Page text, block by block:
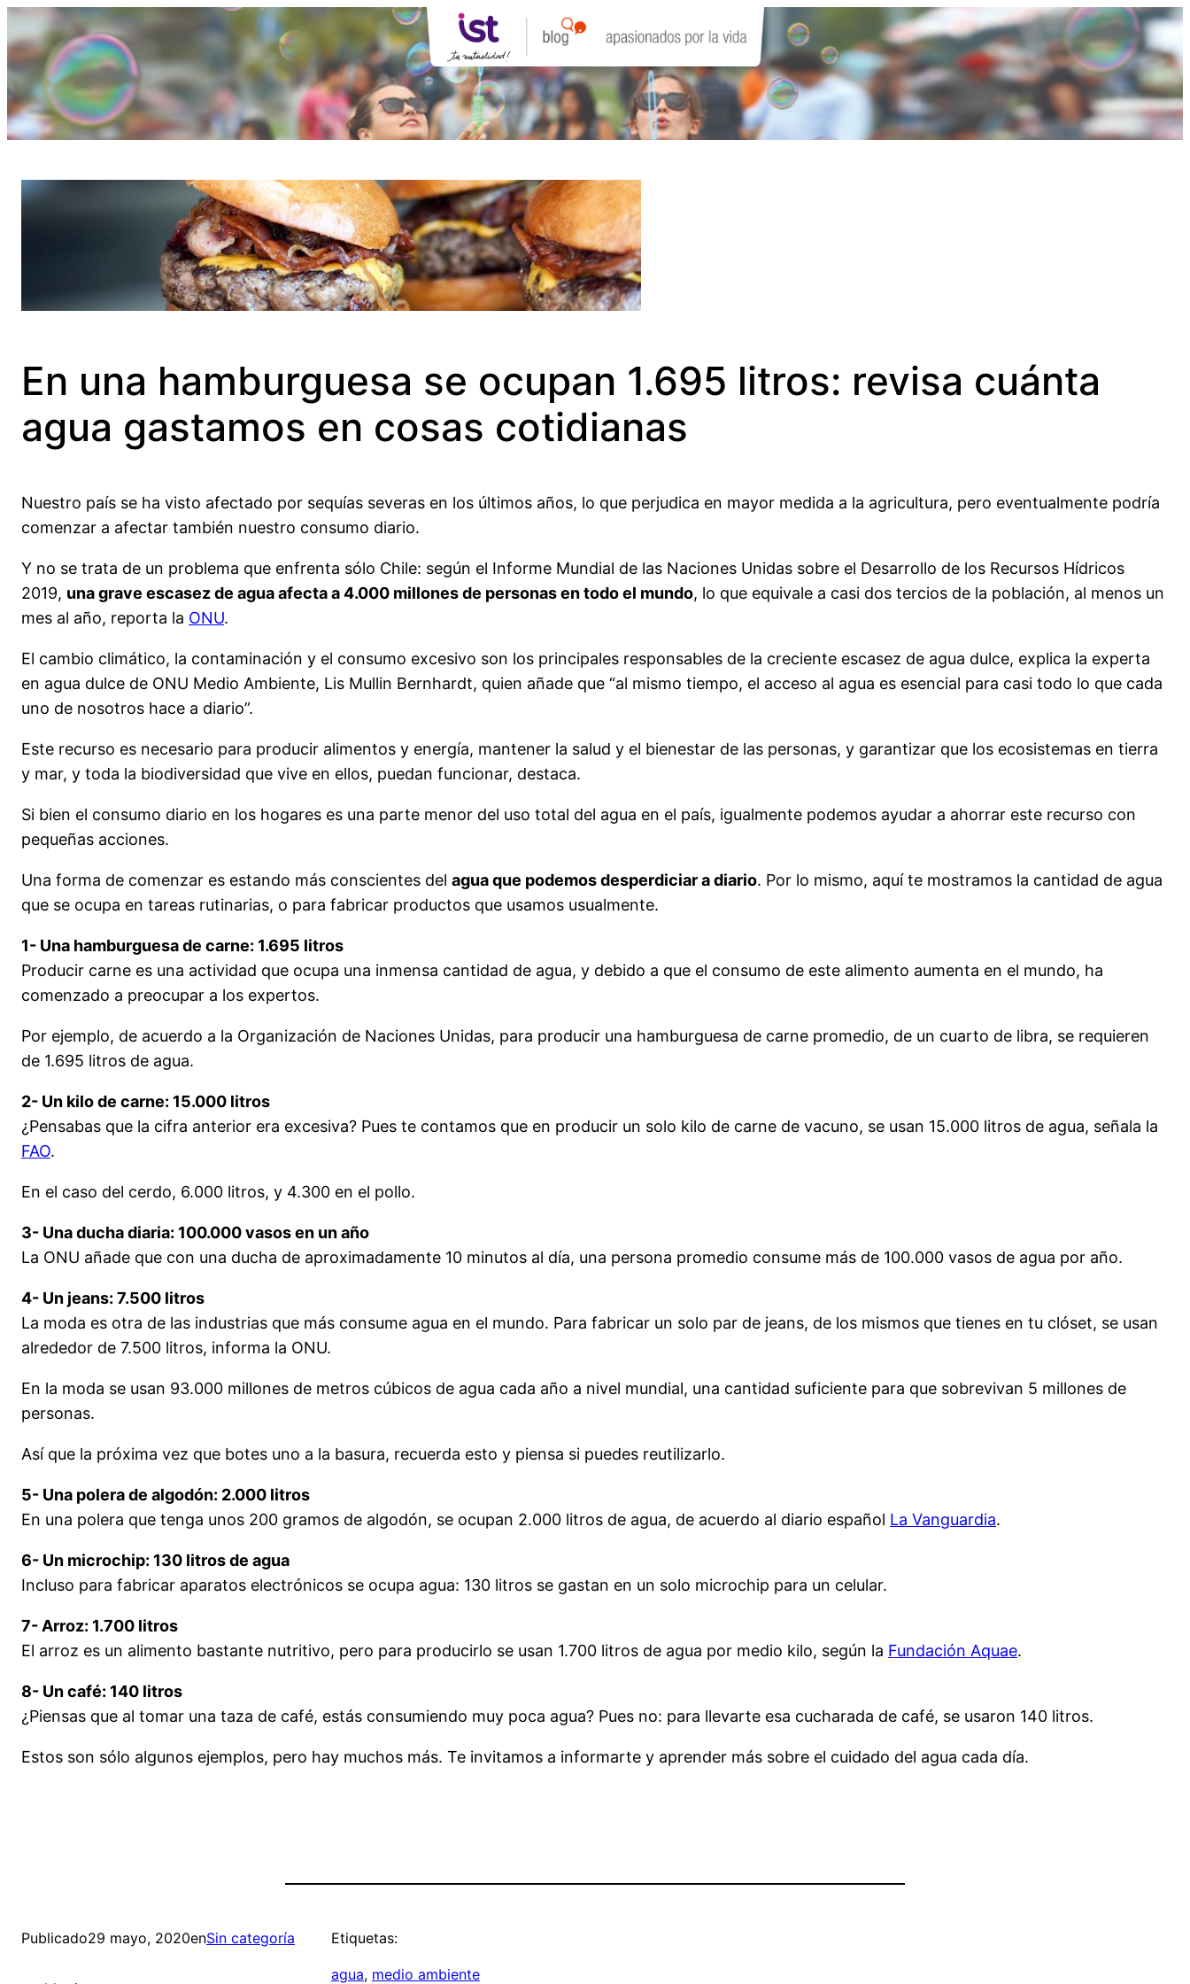
Saltar
al
contenido
En una hamburguesa se ocupan 1.695 litros: revisa cuánta
agua gastamos en cosas cotidianas
Nuestro país se ha visto afectado por sequías severas en los últimos años, lo que perjudica en mayor medida a la agricultura, pero eventualmente podría
comenzar a afectar también nuestro consumo diario.
Y no se trata de un problema que enfrenta sólo Chile: según el Informe Mundial de las Naciones Unidas sobre el Desarrollo de los Recursos Hídricos
2019, una grave escasez de agua afecta a 4.000 millones de personas en todo el mundo, lo que equivale a casi dos tercios de la población, al menos un
mes al año, reporta la ONU.
El cambio climático, la contaminación y el consumo excesivo son los principales responsables de la creciente escasez de agua dulce, explica la experta
en agua dulce de ONU Medio Ambiente, Lis Mullin Bernhardt, quien añade que “al mismo tiempo, el acceso al agua es esencial para casi todo lo que cada
uno de nosotros hace a diario”.
Este recurso es necesario para producir alimentos y energía, mantener la salud y el bienestar de las personas, y garantizar que los ecosistemas en tierra
y mar, y toda la biodiversidad que vive en ellos, puedan funcionar, destaca.
Si bien el consumo diario en los hogares es una parte menor del uso total del agua en el país, igualmente podemos ayudar a ahorrar este recurso con
pequeñas acciones.
Una forma de comenzar es estando más conscientes del agua que podemos desperdiciar a diario. Por lo mismo, aquí te mostramos la cantidad de agua
que se ocupa en tareas rutinarias, o para fabricar productos que usamos usualmente.
1- Una hamburguesa de carne: 1.695 litros
Producir carne es una actividad que ocupa una inmensa cantidad de agua, y debido a que el consumo de este alimento aumenta en el mundo, ha
comenzado a preocupar a los expertos.
Por ejemplo, de acuerdo a la Organización de Naciones Unidas, para producir una hamburguesa de carne promedio, de un cuarto de libra, se requieren
de 1.695 litros de agua.
2- Un kilo de carne: 15.000 litros
¿Pensabas que la cifra anterior era excesiva? Pues te contamos que en producir un solo kilo de carne de vacuno, se usan 15.000 litros de agua, señala la
FAO.
En el caso del cerdo, 6.000 litros, y 4.300 en el pollo.
3- Una ducha diaria: 100.000 vasos en un año
La ONU añade que con una ducha de aproximadamente 10 minutos al día, una persona promedio consume más de 100.000 vasos de agua por año.
4- Un jeans: 7.500 litros
La moda es otra de las industrias que más consume agua en el mundo. Para fabricar un solo par de jeans, de los mismos que tienes en tu clóset, se usan
alrededor de 7.500 litros, informa la ONU.
En la moda se usan 93.000 millones de metros cúbicos de agua cada año a nivel mundial, una cantidad suficiente para que sobrevivan 5 millones de
personas.
Así que la próxima vez que botes uno a la basura, recuerda esto y piensa si puedes reutilizarlo.
5- Una polera de algodón: 2.000 litros
En una polera que tenga unos 200 gramos de algodón, se ocupan 2.000 litros de agua, de acuerdo al diario español La Vanguardia.
6- Un microchip: 130 litros de agua
Incluso para fabricar aparatos electrónicos se ocupa agua: 130 litros se gastan en un solo microchip para un celular.
7- Arroz: 1.700 litros
El arroz es un alimento bastante nutritivo, pero para producirlo se usan 1.700 litros de agua por medio kilo, según la Fundación Aquae.
8- Un café: 140 litros
¿Piensas que al tomar una taza de café, estás consumiendo muy poca agua? Pues no: para llevarte esa cucharada de café, se usaron 140 litros.
Estos son sólo algunos ejemplos, pero hay muchos más. Te invitamos a informarte y aprender más sobre el cuidado del agua cada día.
Publicado29 mayo, 2020enSin categoría Etiquetas:
agua, medio ambiente